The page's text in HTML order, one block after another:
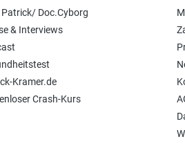
Patrick/ Doc.Cyborg
& Interviews
Kramer.de
Crash-Kurs